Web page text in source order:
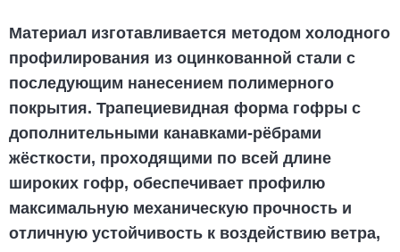
Материал изготавливается методом холодного
профилирования из оцинкованной стали с
последующим нанесением полимерного
покрытия. Трапециевидная форма гофры с
дополнительными канавками-рёбрами
жёсткости, проходящими по всей длине
широких гофр, обеспечивает профилю
максимальную механическую прочность и
отличную устойчивость к воздействию ветра,